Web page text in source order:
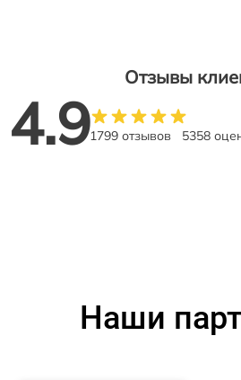
Отзывы
4.91799 отзывов 5358
Наши